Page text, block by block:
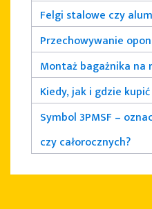
Felgi stalowe czy
Przechowywanie
Montaż bagażnika na
Kiedy, jak i gdzie
Symbol 3PMSF –
czy całorocznych?